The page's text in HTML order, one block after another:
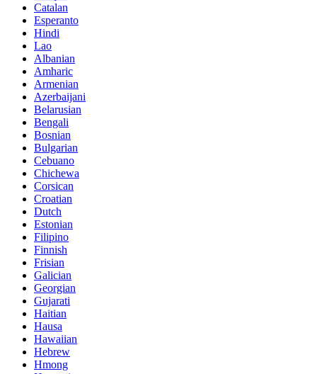
Catalan
Esperanto
Hindi
Lao
Albanian
Amharic
Armenian
Azerbaijani
Belarusian
Bengali
Bosnian
Bulgarian
Cebuano
Chichewa
Corsican
Croatian
Dutch
Estonian
Filipino
Finnish
Frisian
Galician
Georgian
Gujarati
Haitian
Hausa
Hawaiian
Hebrew
Hmong